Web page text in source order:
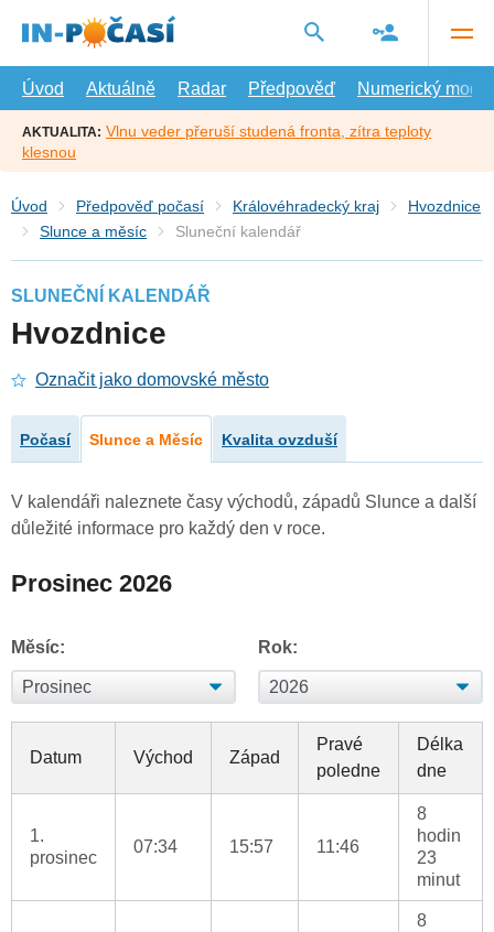
hlavní
Úvod
Aktuálně Radar Předpověď Numerický model
AKTUALITA: Vlnu veder přeruší studená fronta, zítra teploty
klesnou
Úvod Předpověď počasí Královéhradecký kraj
Hvozdnice
Slunce a měsíc
Sluneční kalendář
SLUNEČNÍ KALENDÁŘ
Hvozdnice
Označit jako domovské město
Počasí Slunce a Měsíc Kvalita ovzduší
V kalendáři naleznete časy východů, západů Slunce a další
důležité informace pro každý den v roce.
Prosinec 2026
Měsíc: Rok:
Datum Východ Západ
Pravé
poledne
Délka
dne
1.
prosinec
07:34 15:57 11:46
8
hodin
23
minut
8